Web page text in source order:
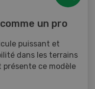
un pro
puissant et
dans les terrains
présente ce modèle